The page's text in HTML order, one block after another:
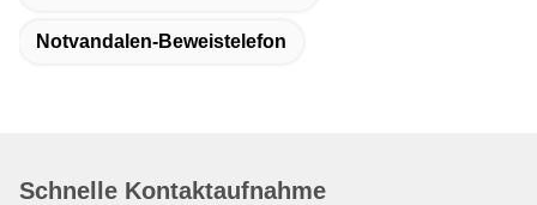
Notvandalen-Beweistelefon
Schnelle Kontaktaufnahme